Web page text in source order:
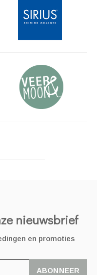
nieuwsbrief
en promoties
ABONNEER